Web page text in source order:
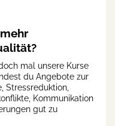
mal unsere Kurse
du Angebote zur
Stressreduktion,
Kommunikation
gut zu